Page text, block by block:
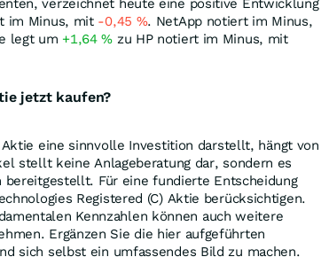
verzeichnet heute eine positive Entwicklung
im Minus, mit -0,45 %. NetApp notiert im Minus,
legt um +1,64% zu HP notiert im Minus, mit
jetzt kaufen?
Aktie eine sinnvolle Investition darstellt, hängt von
stellt keine Anlageberatung dar, sondern es
Für eine fundierte Entscheidung
Registered (C) Aktie berücksichtigen.
Kennzahlen können auch weitere
Ergänzen Sie die hier aufgeführten
sich selbst ein umfassendes Bild zu machen.